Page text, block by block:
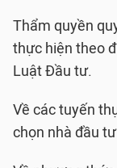
Thẩm quyền
thực hiện theo
Luật Đầu tư.
Về các tuyến
chọn nhà đầu